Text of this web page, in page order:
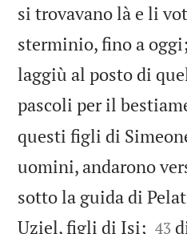
si trovavano là e li
sterminio, fino a
laggiù al posto di
pascoli per il
questi figli di
uomini, andarono
sotto la guida di
Uziel, figli di Isi; 

43